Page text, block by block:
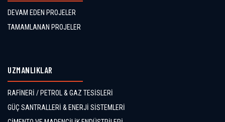
DEVAM EDEN PROJELER
TAMAMLANAN PROJELER
UZMANLIKLAR
RAFİNERİ / PETROL & GAZ TESİSLERİ
GÜÇ SANTRALLERİ & ENERJİ SİSTEMLERİ